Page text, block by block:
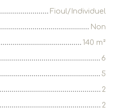
Fioul/Individuel
Non
140 m²
6
5
2
2